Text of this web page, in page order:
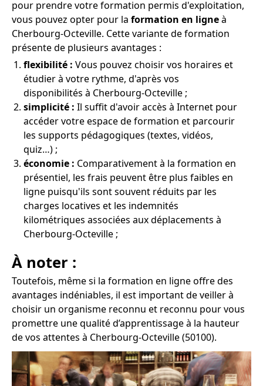
pour prendre votre formation permis d'exploitation,
vous pouvez opter pour la formation en ligneà
Cherbourg-Octeville. Cette variante de formation
présente de plusieurs avantages :
flexibilité : Vous pouvez choisir vos horaires et
étudier à votre rythme, d'après vos
disponibilités à Cherbourg-Octeville ;
simplicité : Il suffit d'avoir accès à Internet pour
accéder votre espace de formation et parcourir
les supports pédagogiques (textes, vidéos,
quiz…) ;
économie : Comparativement à la formation en
présentiel, les frais peuvent être plus faibles en
ligne puisqu'ils sont souvent réduits par les
charges locatives et les indemnités
kilométriques associées aux déplacements à
Cherbourg-Octeville ;
À noter :
Toutefois, même si la formation en ligne offre des
avantages indéniables, il est important de veiller à
choisir un organisme reconnu et reconnu pour vous
promettre une qualité d’apprentissage à la hauteur
de vos attentes à Cherbourg-Octeville (50100).